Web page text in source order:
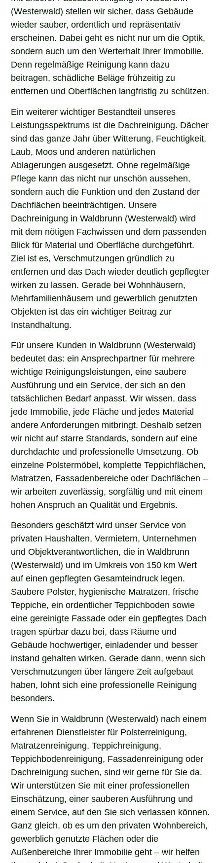
(Westerwald) stellen wir sicher, dass Gebäude
wieder sauber, ordentlich und repräsentativ
erscheinen. Dabei geht es nicht nur um die Optik,
sondern auch um den Werterhalt Ihrer Immobilie.
Denn regelmäßige Reinigung kann dazu
beitragen, schädliche Beläge frühzeitig zu
entfernen und Oberflächen langfristig zu schützen.
Ein weiterer wichtiger Bestandteil unseres
Leistungsspektrums ist die Dachreinigung. Dächer
sind das ganze Jahr über Witterung, Feuchtigkeit,
Laub, Moos und anderen natürlichen
Ablagerungen ausgesetzt. Ohne regelmäßige
Pflege kann das nicht nur unschön aussehen,
sondern auch die Funktion und den Zustand der
Dachflächen beeinträchtigen. Unsere
Dachreinigung in Waldbrunn (Westerwald) wird
mit dem nötigen Fachwissen und dem passenden
Blick für Material und Oberfläche durchgeführt.
Ziel ist es, Verschmutzungen gründlich zu
entfernen und das Dach wieder deutlich gepflegter
wirken zu lassen. Gerade bei Wohnhäusern,
Mehrfamilienhäusern und gewerblich genutzten
Objekten ist das ein wichtiger Beitrag zur
Instandhaltung.
Für unsere Kunden in Waldbrunn (Westerwald)
bedeutet das: ein Ansprechpartner für mehrere
wichtige Reinigungsleistungen, eine saubere
Ausführung und ein Service, der sich an den
tatsächlichen Bedarf anpasst. Wir wissen, dass
jede Immobilie, jede Fläche und jedes Material
andere Anforderungen mitbringt. Deshalb setzen
wir nicht auf starre Standards, sondern auf eine
durchdachte und professionelle Umsetzung. Ob
einzelne Polstermöbel, komplette Teppichflächen,
Matratzen, Fassadenbereiche oder Dachflächen –
wir arbeiten zuverlässig, sorgfältig und mit einem
hohen Anspruch an Qualität und Ergebnis.
Besonders geschätzt wird unser Service von
privaten Haushalten, Vermietern, Unternehmen
und Objektverantwortlichen, die in Waldbrunn
(Westerwald) und im Umkreis von 150 km Wert
auf einen gepflegten Gesamteindruck legen.
Saubere Polster, hygienische Matratzen, frische
Teppiche, ein ordentlicher Teppichboden sowie
eine gereinigte Fassade oder ein gepflegtes Dach
tragen spürbar dazu bei, dass Räume und
Gebäude hochwertiger, einladender und besser
instand gehalten wirken. Gerade dann, wenn sich
Verschmutzungen über längere Zeit aufgebaut
haben, lohnt sich eine professionelle Reinigung
besonders.
Wenn Sie in Waldbrunn (Westerwald) nach einem
erfahrenen Dienstleister für Polsterreinigung,
Matratzenreinigung, Teppichreinigung,
Teppichbodenreinigung, Fassadenreinigung oder
Dachreinigung suchen, sind wir gerne für Sie da.
Wir unterstützen Sie mit einer professionellen
Einschätzung, einer sauberen Ausführung und
einem Service, auf den Sie sich verlassen können.
Ganz gleich, ob es um den privaten Wohnbereich,
gewerblich genutzte Flächen oder die
Außenbereiche Ihrer Immobilie geht – wir helfen